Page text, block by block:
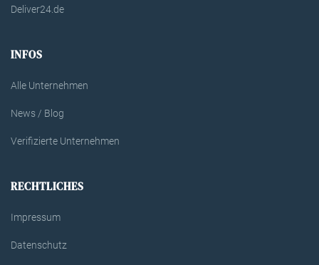
Deliver24.de
INFOS
Alle Unternehmen
News / Blog
Verifizierte Unternehmen
RECHTLICHES
Impressum
Datenschutz